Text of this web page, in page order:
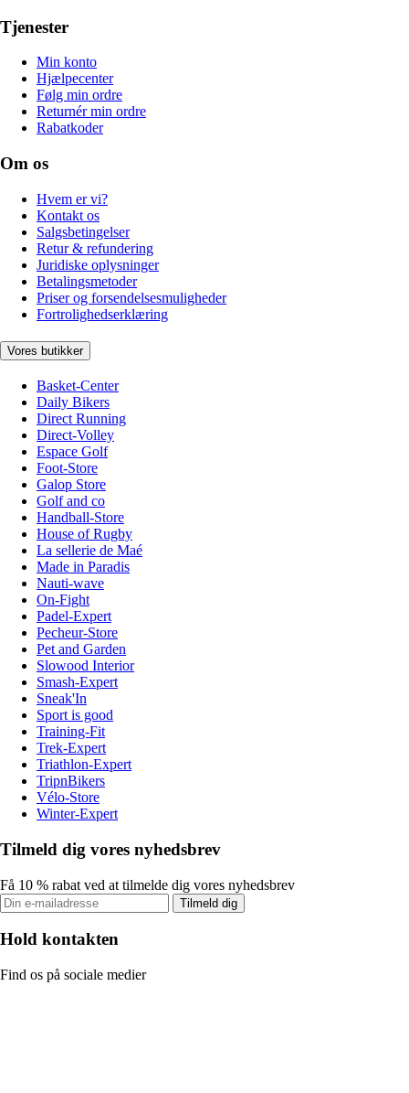
Tjenester
Min konto
Hjælpecenter
Følg min ordre
Returnér min ordre
Rabatkoder
Om os
Hvem er vi?
Kontakt os
Salgsbetingelser
Retur & refundering
Juridiske oplysninger
Betalingsmetoder
Priser og forsendelsesmuligheder
Fortrolighedserklæring
Vores butikker
Basket-Center
Daily Bikers
Direct Running
Direct-Volley
Espace Golf
Foot-Store
Galop Store
Golf and co
Handball-Store
House of Rugby
La sellerie de Maé
Made in Paradis
Nauti-wave
On-Fight
Padel-Expert
Pecheur-Store
Pet and Garden
Slowood Interior
Smash-Expert
Sneak'In
Sport is good
Training-Fit
Trek-Expert
Triathlon-Expert
TripnBikers
Vélo-Store
Winter-Expert
Tilmeld dig vores nyhedsbrev
Få 10 % rabat ved at tilmelde dig vores nyhedsbrev
Tilmeld dig
Hold kontakten
Find os på sociale medier